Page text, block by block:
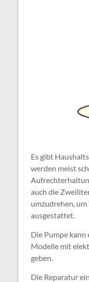
Es gibt
werden meist
auch die
umzudrehen,
ausgestattet.
Die Pumpe kann
Modelle mit
geben.
Die Reparatur